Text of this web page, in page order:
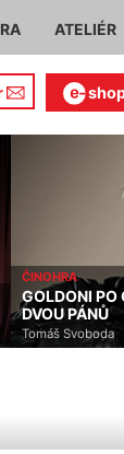
ATELIÉR
ČINOHRA
PO
PÁNŮ
Svoboda